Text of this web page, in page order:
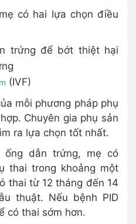
có hai lựa chọn điều
trứng để bớt thiệt hại
(IVF)
mỗi phương pháp phụ
Chuyên gia phụ sản
ra lựa chọn tốt nhất.
ống dẫn trứng, mẹ có
thai trong khoảng một
thai từ 12 tháng đến 14
thuật. Nếu bệnh PID
có thai sớm hơn.